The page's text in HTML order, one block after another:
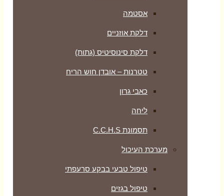
אסטמה
דלקת אוזניים
דלקת סינוסיטיס (גתות)
טטרנות – אובדן חוש הריח
כאבי גרון
ליחה
תסמונת C.C.H.S
מערכת העיכול
טיפול טבעי בבקע סרעפתי
טיפול בגזים